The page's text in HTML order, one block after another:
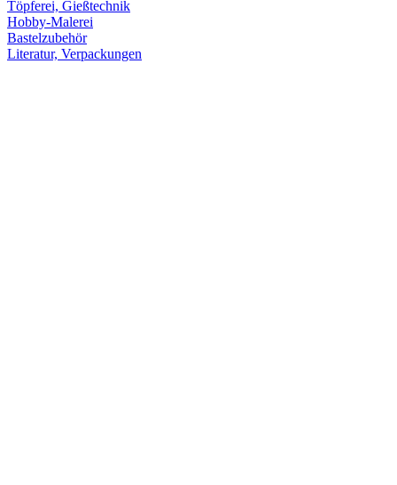
Töpferei, Gießtechnik
Hobby-Malerei
Bastelzubehör
Literatur, Verpackungen